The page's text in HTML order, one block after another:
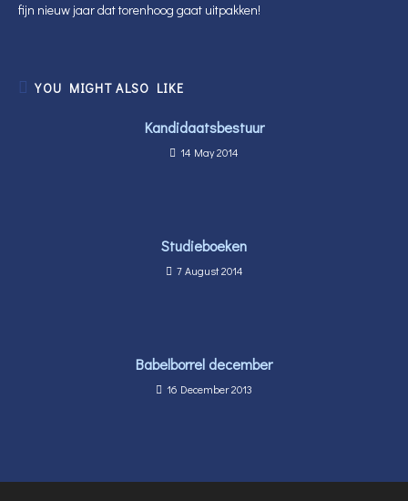
fijn nieuw jaar dat torenhoog gaat uitpakken!
YOU MIGHT ALSO LIKE
Kandidaatsbestuur
14 May 2014
Studieboeken
7 August 2014
Babelborrel december
16 December 2013